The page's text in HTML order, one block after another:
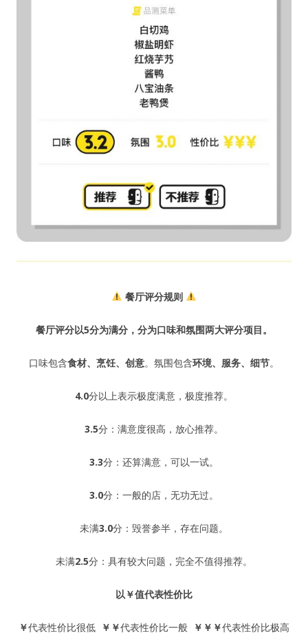
餐厅评分规则
餐厅评分以5分为满分，分为口味和氛围两大评分项目。
口味包含食材、烹饪、创意。氛围包含环境、服务、细节。
4.0分以上表示极度满意，极度推荐。
3.5分：满意度很高，放心推荐。
3.3分：还算满意，可以一试。
3.0分：一般的店，无功无过。
未满3.0分：毁誉参半，存在问题。
未满2.5分：具有较大问题，完全不值得推荐。
以￥值代表性价比
￥代表性价比很低 ￥￥代表性价比一般 ￥￥￥代表性价比极高